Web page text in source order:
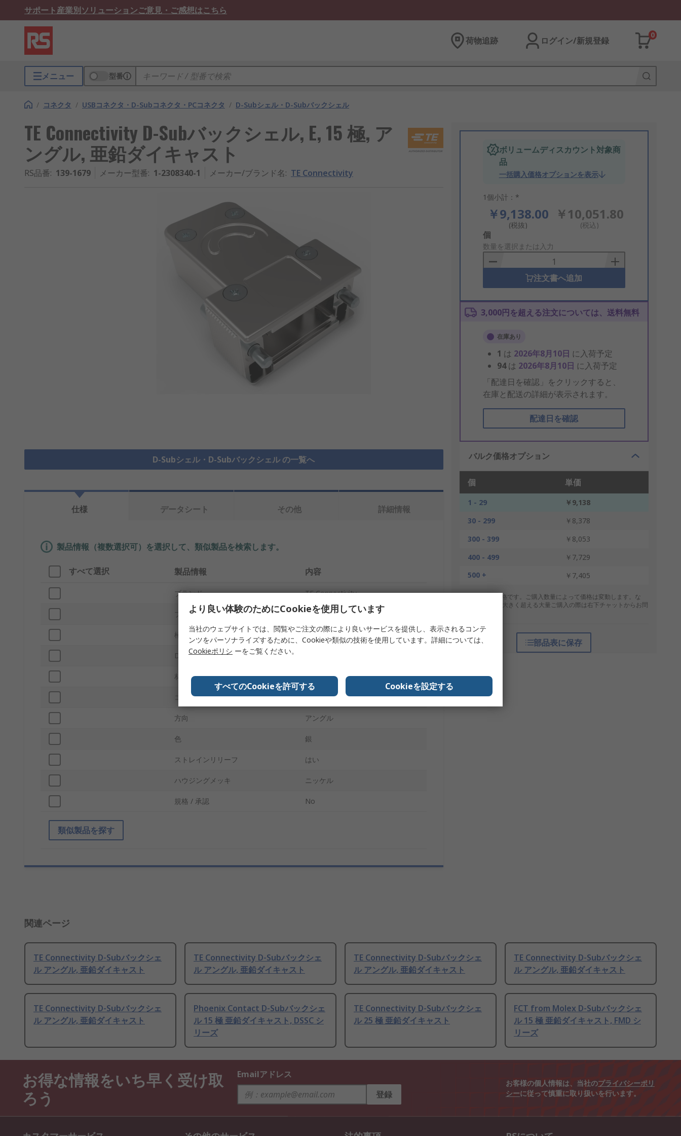
サポート産業別ソリューションご意見・ご感想はこちら
荷物追跡 ログイン/新規登録
0
メニュー 型番
/ コネクタ / USBコネクタ・D-Subコネクタ・PCコネクタ / D-Subシェル・D-Subバックシェル
TE Connectivity D-Subバックシェル, E, 15 極, ア
ングル, 亜鉛ダイキャスト
RS品番: 139-1679 メーカー型番: 1-2308340-1 メーカー/ブランド名: TE Connectivity
D-Subシェル・D-Subバックシェル の一覧へ
ボリュームディスカウント対象商
品
一括購入価格オプションを表示
1個小計：*
￥9,138.00
(税抜)
￥10,051.80
(税込)
Add
to
Basket
個
数量を選択または入力
注文書へ追加
3,000円を超える注文については、送料無料
在庫あり
1 は 2026年8月10日 に入荷予定
94は 2026年8月10日 に入荷予定
「配達日を確認」をクリックすると、
在庫と配送の詳細が表示されます。
配達日を確認
バルク価格オプション
個 単価
1 - 29
￥9,138
30 - 299
￥8,378
300 - 399
￥8,053
400 - 499
￥7,729
500 +
￥7,405
* 表示は参考価格です。ご購入数量によって価格は変動します。な
お、上記数量を大きく超える大量ご購入の際は右下チャットからお問
部品表に保存
仕様 データシート その他 詳細情報
製品情報（複数選択可）を選択して、類似製品を検索します。
すべて選択 製品情報 内容
ブランド TE Connectivity
プロダクトタイプ D-Subバックシェル
極数 15
D-Subシェルサイズ
材質 亜鉛ダイキャスト
コネクタタイプD D-Subバックシェル
方向 アングル
色 銀
ストレインリリーフ はい
ハウジングメッキ ニッケル
規格 / 承認 No
類似製品を探す
関連ページ
TE Connectivity D-Subバックシェ
ル アングル, 亜鉛ダイキャスト
TE Connectivity D-Subバックシェ
ル アングル, 亜鉛ダイキャスト
TE Connectivity D-Subバックシェ
ル アングル, 亜鉛ダイキャスト
TE Connectivity D-Subバックシェ
ル アングル, 亜鉛ダイキャスト
TE Connectivity D-Subバックシェ
ル アングル, 亜鉛ダイキャスト
Phoenix Contact D-Subバックシェ
ル 15 極 亜鉛ダイキャスト, DSSC シ
リーズ
TE Connectivity D-Subバックシェ
ル 25 極 亜鉛ダイキャスト
FCT from Molex D-Subバックシェ
ル 15 極 亜鉛ダイキャスト, FMD シ
リーズ
お得な情報をいち早く受け取
ろう
Emailアドレス
登録
お客様の個人情報は、当社のプライバシーポリ
シーに従って慎重に取り扱いを行います。
より良い体験のためにCookieを使用しています
当社のウェブサイトでは、閲覧やご注文の際により良いサービスを提供し、表示されるコンテ
ンツをパーソナライズするために、Cookieや類似の技術を使用しています。詳細については、
Cookieポリシ ーをご覧ください。
すべてのCookieを許可する Cookieを設定する